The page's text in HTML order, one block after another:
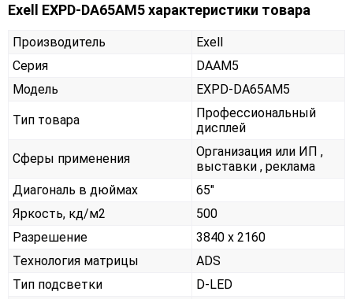
Exell EXPD-DA65AM5 характеристики товара
Производитель
Exell
Серия
DAAM5
Модель
EXPD-DA65AM5
Тип товара
Профессиональный
дисплей
Сферы применения
Организация или ИП ,
выставки , реклама
Диагональ в дюймах
65"
Яркость, кд/м2
500
Разрешение
3840 x 2160
Технология матрицы
ADS
Тип подсветки
D-LED